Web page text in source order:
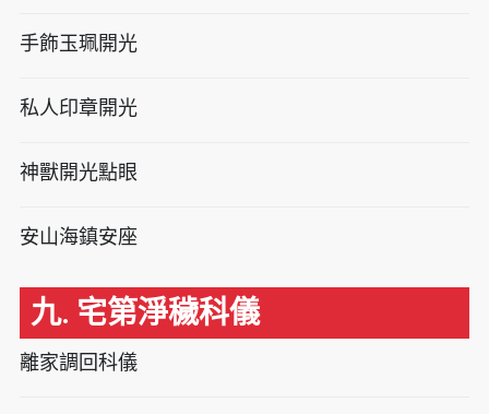
手飾玉珮開光
私人印章開光
神獸開光點眼
安山海鎮安座
九. 宅第淨穢科儀
離家調回科儀